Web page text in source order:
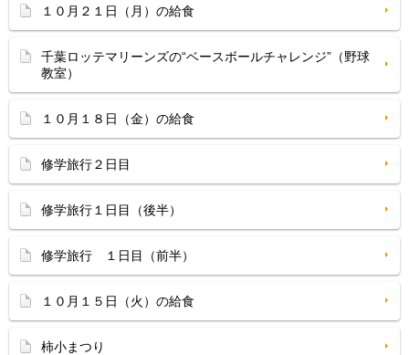
１０月２１日（月）の給食
千葉ロッテマリーンズの“ベースボールチャレンジ”（野球
教室）
１０月１８日（金）の給食
修学旅行２日目
修学旅行１日目（後半）
修学旅行 １日目（前半）
１０月１５日（火）の給食
柿小まつり